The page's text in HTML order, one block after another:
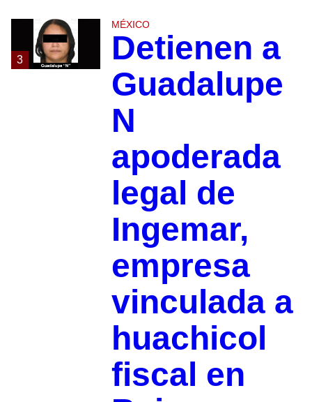
3
MÉXICO
Detienen a
Guadalupe
N
apoderada
legal de
Ingemar,
empresa
vinculada a
huachicol
fiscal en